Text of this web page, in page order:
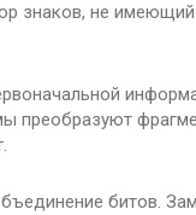
знаков, не
битов.